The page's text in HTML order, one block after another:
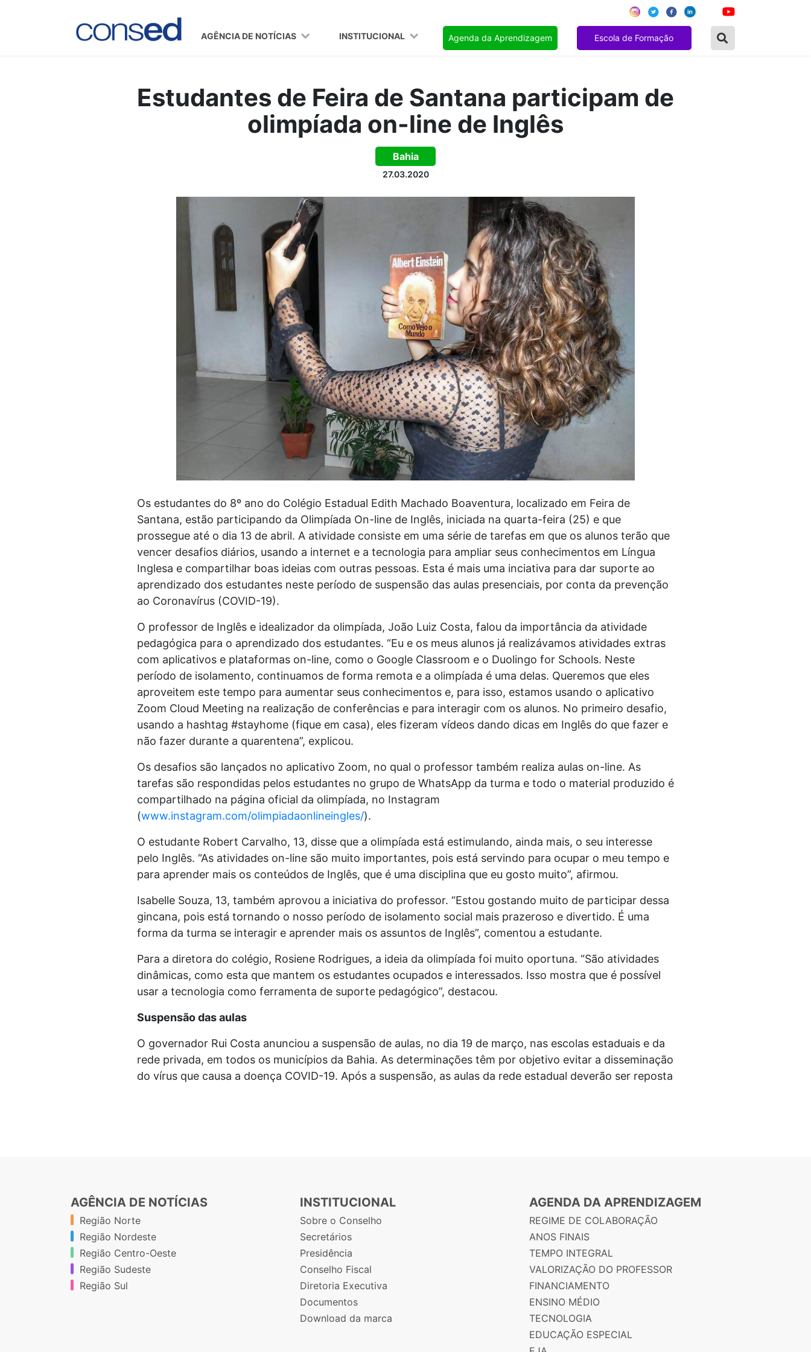
AGÊNCIA DE NOTÍCIAS INSTITUCIONAL Agenda da Aprendizagem Escola de Formação
Estudantes de Feira de Santana participam de
olimpíada on-line de Inglês
Bahia
27.03.2020
Os estudantes do 8º ano do Colégio Estadual Edith Machado Boaventura, localizado em Feira de
Santana, estão participando da Olimpíada On-line de Inglês, iniciada na quarta-feira (25) e que
prossegue até o dia 13 de abril. A atividade consiste em uma série de tarefas em que os alunos terão que
vencer desafios diários, usando a internet e a tecnologia para ampliar seus conhecimentos em Língua
Inglesa e compartilhar boas ideias com outras pessoas. Esta é mais uma inciativa para dar suporte ao
aprendizado dos estudantes neste período de suspensão das aulas presenciais, por conta da prevenção
ao Coronavírus (COVID-19).
O professor de Inglês e idealizador da olimpíada, João Luiz Costa, falou da importância da atividade
pedagógica para o aprendizado dos estudantes. “Eu e os meus alunos já realizávamos atividades extras
com aplicativos e plataformas on-line, como o Google Classroom e o Duolingo for Schools. Neste
período de isolamento, continuamos de forma remota e a olimpíada é uma delas. Queremos que eles
aproveitem este tempo para aumentar seus conhecimentos e, para isso, estamos usando o aplicativo
Zoom Cloud Meeting na realização de conferências e para interagir com os alunos. No primeiro desafio,
usando a hashtag #stayhome (fique em casa), eles fizeram vídeos dando dicas em Inglês do que fazer e
não fazer durante a quarentena”, explicou.
Os desafios são lançados no aplicativo Zoom, no qual o professor também realiza aulas on-line. As
tarefas são respondidas pelos estudantes no grupo de WhatsApp da turma e todo o material produzido é
compartilhado na página oficial da olimpíada, no Instagram
(www.instagram.com/olimpiadaonlineingles/).
O estudante Robert Carvalho, 13, disse que a olimpíada está estimulando, ainda mais, o seu interesse
pelo Inglês. “As atividades on-line são muito importantes, pois está servindo para ocupar o meu tempo e
para aprender mais os conteúdos de Inglês, que é uma disciplina que eu gosto muito”, afirmou.
Isabelle Souza, 13, também aprovou a iniciativa do professor. “Estou gostando muito de participar dessa
gincana, pois está tornando o nosso período de isolamento social mais prazeroso e divertido. É uma
forma da turma se interagir e aprender mais os assuntos de Inglês”, comentou a estudante.
Para a diretora do colégio, Rosiene Rodrigues, a ideia da olimpíada foi muito oportuna. “São atividades
dinâmicas, como esta que mantem os estudantes ocupados e interessados. Isso mostra que é possível
usar a tecnologia como ferramenta de suporte pedagógico”, destacou.
Suspensão das aulas
O governador Rui Costa anunciou a suspensão de aulas, no dia 19 de março, nas escolas estaduais e da
rede privada, em todos os municípios da Bahia. As determinações têm por objetivo evitar a disseminação
do vírus que causa a doença COVID-19. Após a suspensão, as aulas da rede estadual deverão ser reposta
AGÊNCIA DE NOTÍCIAS
Região Norte
Região Nordeste
Região Centro-Oeste
Região Sudeste
Região Sul
INSTITUCIONAL
Sobre o Conselho
Secretários
Presidência
Conselho Fiscal
Diretoria Executiva
Documentos
Download da marca
AGENDA DA APRENDIZAGEM
REGIME DE COLABORAÇÃO
ANOS FINAIS
TEMPO INTEGRAL
VALORIZAÇÃO DO PROFESSOR
FINANCIAMENTO
ENSINO MÉDIO
TECNOLOGIA
EDUCAÇÃO ESPECIAL